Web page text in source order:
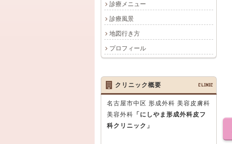
診療メニュー
診療風景
地図行き方
プロフィール
クリニック概要 CLINIC
名古屋市中区 形成外科 美容皮膚科
美容外科 「にしやま形成外科皮フ
科クリニック」